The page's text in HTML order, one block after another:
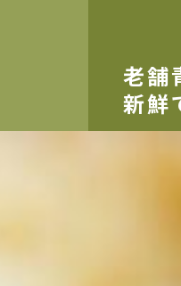
老舗
新鮮